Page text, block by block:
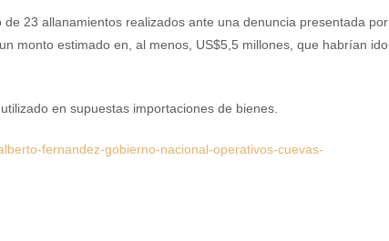
23 allanamientos realizados ante una denuncia presentada por
monto estimado en, al menos, US$5,5 millones, que habrían ido
en supuestas importaciones de bienes.
fernandez-gobierno-nacional-operativos-cuevas-